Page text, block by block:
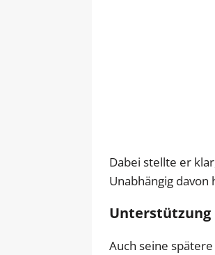
Dabei stellte er
Unabhängig davon
Unterstützung
Auch seine